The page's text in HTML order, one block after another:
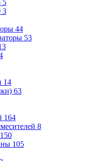
5
3
44
53
14
63
164
8
150
105